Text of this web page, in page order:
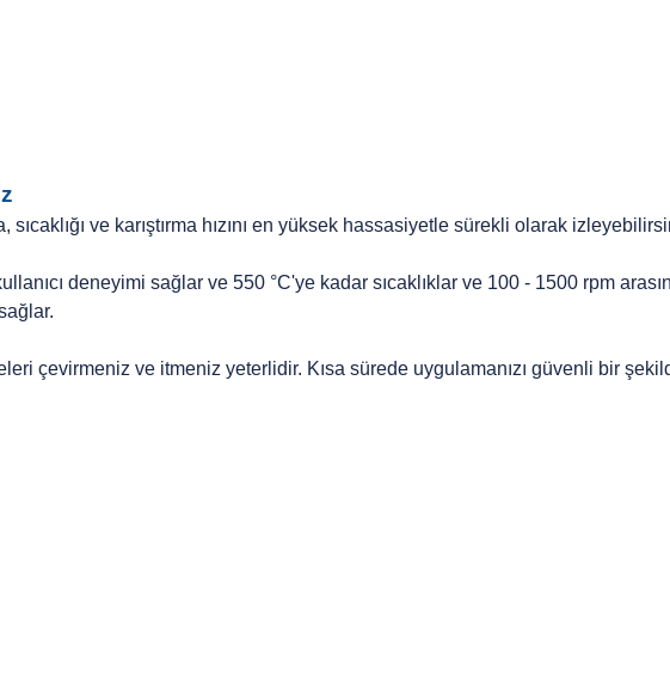
ve karıştırma hızını en yüksek hassasiyetle sürekli olarak
deneyimi sağlar ve 550 °C'ye kadar sıcaklıklar ve 100 - 1500 rpm
çevirmeniz ve itmeniz yeterlidir. Kısa sürede uygulamanızı güvenli bir